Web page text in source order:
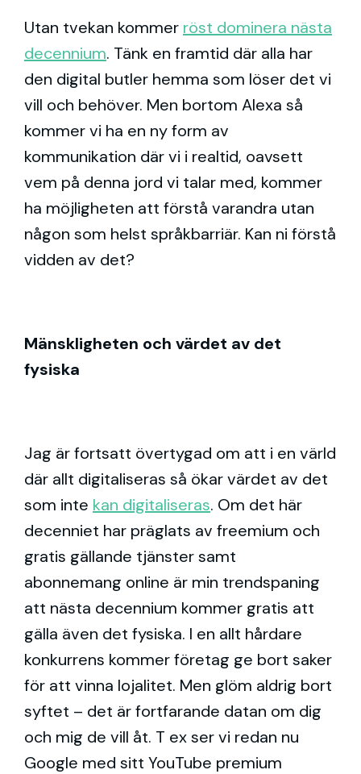
Utan tvekan kommer röst dominera nästa
decennium. Tänk en framtid där alla har
den digital butler hemma som löser det vi
vill och behöver. Men bortom Alexa så
kommer vi ha en ny form av
kommunikation där vi i realtid, oavsett
vem på denna jord vi talar med, kommer
ha möjligheten att förstå varandra utan
någon som helst språkbarriär. Kan ni förstå
vidden av det?
Mänskligheten och värdet av det
fysiska
Jag är fortsatt övertygad om att i en värld
där allt digitaliseras så ökar värdet av det
som inte kan digitaliseras. Om det här
decenniet har präglats av freemium och
gratis gällande tjänster samt
abonnemang online är min trendspaning
att nästa decennium kommer gratis att
gälla även det fysiska. I en allt hårdare
konkurrens kommer företag ge bort saker
för att vinna lojalitet. Men glöm aldrig bort
syftet – det är fortfarande datan om dig
och mig de vill åt. T ex ser vi redan nu
Google med sitt YouTube premium